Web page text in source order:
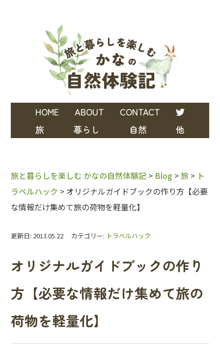
HOME ABOUT
CONTACT
旅
暮らし 自然 他
旅と暮らしを楽しむ かなの自然体験記 > Blog >旅 > ト
ラベルハック > オリジナルガイドブックの作り方【必要
な情報だけ集めて旅の荷物を軽量化】
更新日: 2013.05.22 カテゴリー: トラベルハック
オリジナルガイドブックの作り
方【必要な情報だけ集めて旅の
荷物を軽量化】